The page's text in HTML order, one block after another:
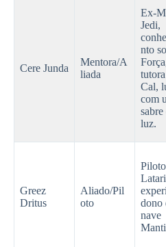
Cere Junda
Mentora/A
liada
Ex-
Jedi,
nto
Cal,
com
sabre
luz.
Greez
Dritus
Aliado/Pil
oto
Piloto
dono
nave